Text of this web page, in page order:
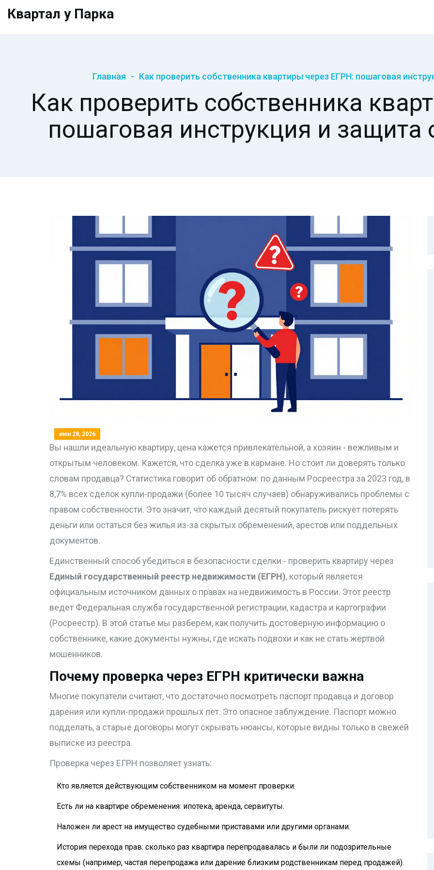
Квартал у Парка
Главная Как проверить собственника квартиры через ЕГРН: пошаговая
Как проверить собственника
пошаговая инструкция и
июн 28, 2026
Вы нашли идеальную квартиру, цена кажется привлекательной, а хозяин - вежливым и
открытым человеком. Кажется, что сделка уже в кармане. Но стоит ли доверять только
словам продавца? Статистика говорит об обратном: по данным Росреестра за 2023 год, в
8,7% всех сделок купли-продажи (более 10 тысяч случаев) обнаруживались проблемы с
правом собственности. Это значит, что каждый десятый покупатель рискует потерять
деньги или остаться без жилья из-за скрытых обременений, арестов или поддельных
документов.
Единственный способ убедиться в безопасности сделки - проверить квартиру через
Единый государственный реестр недвижимости (ЕГРН), который является
официальным источником данных о правах на недвижимость в России. Этот реестр
ведет Федеральная служба государственной регистрации, кадастра и картографии
(Росреестр). В этой статье мы разберем, как получить достоверную информацию о
собственнике, какие документы нужны, где искать подвохи и как не стать жертвой
мошенников.
Почему проверка через ЕГРН критически важна
Многие покупатели считают, что достаточно посмотреть паспорт продавца и договор
дарения или купли-продажи прошлых лет. Это опасное заблуждение. Паспорт можно
подделать, а старые договоры могут скрывать нюансы, которые видны только в свежей
выписке из реестра.
Проверка через ЕГРН позволяет узнать:
Кто является действующим собственником на момент проверки.
Есть ли на квартире обременения: ипотека, аренда, сервитуты.
Наложен ли арест на имущество судебными приставами или другими органами.
История перехода прав: сколько раз квартира перепродавалась и были ли подозрительные
схемы (например, частая перепродажа или дарение близким родственникам перед продажей).